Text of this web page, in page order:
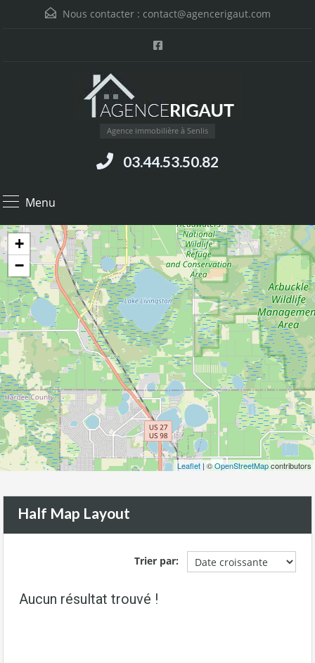
Nous contacter : contact@agencerigaut.com
Agence immobilière à Senlis
03.44.53.50.82
Menu
+
−
Leaflet | ©OpenStreetMapcontributors
Half Map Layout
Trier par:
Aucun résultat trouvé !